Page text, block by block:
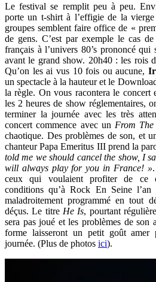
Le festival se remplit peu à peu.
porte un t-shirt à l’effigie de la
groupes semblent faire office de «
de gens. C’est par exemple le cas de
français à l’univers 80’s prononcé
avant le grand show. 20h40 : les rois
Qu’on les ai vus 10 fois ou aucune,
un spectacle à la hauteur et le
la règle. On vous racontera le concert
les 2 heures de show réglementaires,
terminer la journée avec les très
concert commence avec un From
chaotique. Des problèmes de son, et
chanteur Papa Emeritus III prend la
told me we should cancel the show, I
will always play for you in France! »
ceux qui voulaient profiter de ce
conditions qu’à Rock En Seine
maladroitement programmé en tout
déçus. Le titre He Is, pourtant
sera pas joué et les problèmes de son
forme laisseront un petit goût
journée. (Plus de photos ici).